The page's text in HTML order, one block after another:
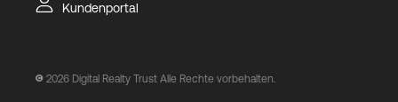
Kundenportal
2026 Digital Realty Trust Alle Rechte vorbehalten.